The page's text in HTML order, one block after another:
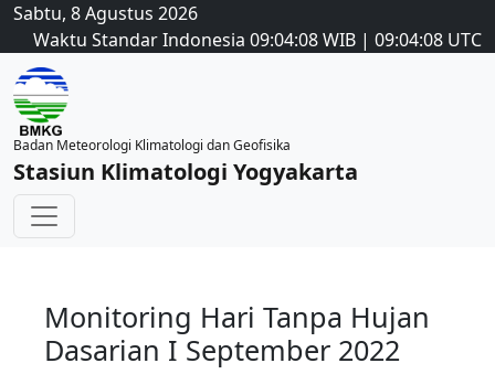
Sabtu, 8 Agustus 2026
Waktu Standar Indonesia 09:04:08WIB | 09:04:08 UTC
Badan Meteorologi Klimatologi dan Geofisika
Stasiun Klimatologi Yogyakarta
Monitoring Hari Tanpa Hujan
Dasarian I September 2022